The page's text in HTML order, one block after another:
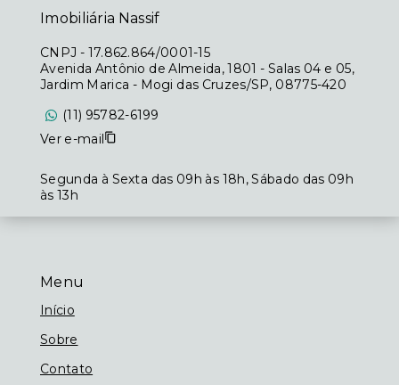
Menu
Início
Sobre
Contato
Imobiliária Nassif
CNPJ - 17.862.864/0001-15
Avenida Antônio de Almeida, 1801 - Salas 04 e 05,
Jardim Marica - Mogi das Cruzes/SP, 08775-420
(11) 95782-6199
Ver e-mail
Segunda à Sexta das 09h às 18h, Sábado das 09h
às 13h